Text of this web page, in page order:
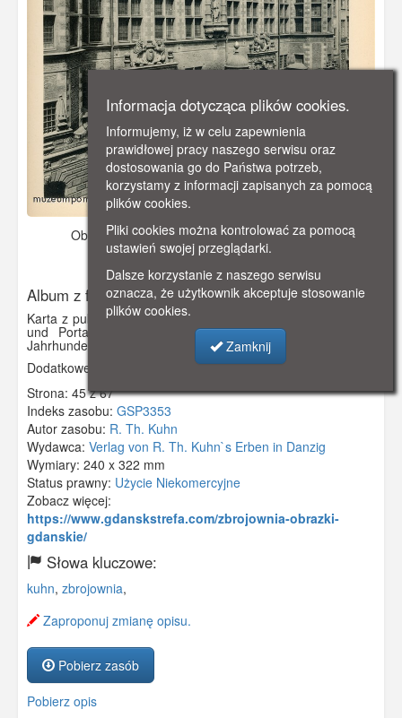
Obraz pochodzi z1901 r.Dodano: 2021-11-17 13:05
Wyświetlono: 2887
Album z fotografiami r.Th. Kuhna
Karta z publikacji „Alt-Danzig (Charakteristiche Giebelbauten
und Portale in Danzig aus der Zeit vom 14. bis 18.
Jahrhundert)”
Dodatkowe informacje: Wielka Zbrojownia
Strona: 45 z 67
Indeks zasobu: GSP3353
Autor zasobu: R. Th. Kuhn
Wydawca: Verlag von R. Th. Kuhn`s Erben in Danzig
Wymiary: 240 x 322 mm
Status prawny: Użycie Niekomercyjne
Zobacz więcej:
https://www.gdanskstrefa.com/zbrojownia-obrazki-
gdanskie/
Słowa kluczowe:
kuhn, zbrojownia,
Zaproponuj zmianę opisu.
Pobierz zasób
Pobierz opis
Informacja dotycząca plików cookies.
Informujemy, iż w celu zapewnienia
prawidłowej pracy naszego serwisu oraz
dostosowania go do Państwa potrzeb,
korzystamy z informacji zapisanych za pomocą
plików cookies.
Pliki cookies można kontrolować za pomocą
ustawień swojej przeglądarki.
Dalsze korzystanie z naszego serwisu
oznacza, że użytkownik akceptuje stosowanie
plików cookies.
Zamknij